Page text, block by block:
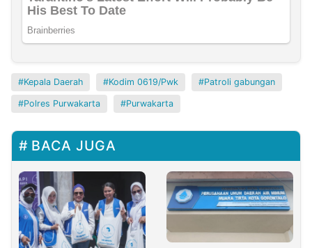
Kepala Daerah Kodim 0619/Pwk Patroli gabungan
Polres Purwakarta Purwakarta
BACA JUGA